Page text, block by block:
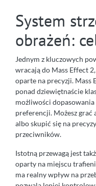
System
obrażeń:
Jednym z kluczowych
wracają do Mass Effect
oparte na precyzji. Mass
ponad dziewiętnaście
możliwości
preferencji. Możesz
albo skupić się na
przeciwników.
Istotną przewagą jest
oparty na miejscu
ma realny wpływ na